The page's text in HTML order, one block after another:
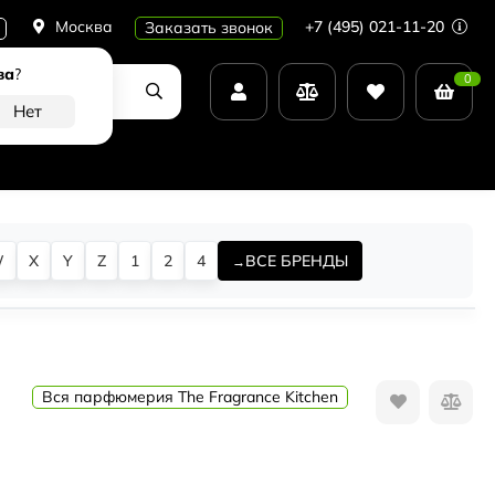
Москва
?
Заказать звонок +7 (495) 021-11-20
0
X Y Z 1 2 4 ВСЕ БРЕНДЫ
Вся парфюмерия The Fragrance Kitchen